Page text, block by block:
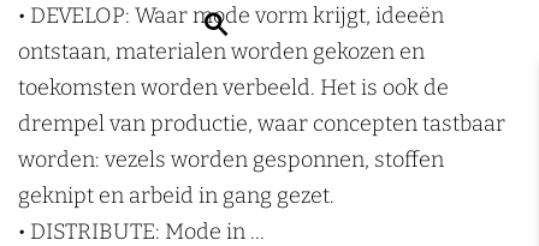
Z
o
e
k
e
n
o
d
e
M
a
a
n
i
M
o
d
e
M
a
i
M
o
d
e
M
a
• DEVELOP: Waar mode vorm krijgt, ideeën
ontstaan, materialen worden gekozen en
toekomsten worden verbeeld. Het is ook de
drempel van productie, waar concepten tastbaar
worden: vezels worden gesponnen, stoffen
geknipt en arbeid in gang gezet.
• DISTRIBUTE: Mode in …